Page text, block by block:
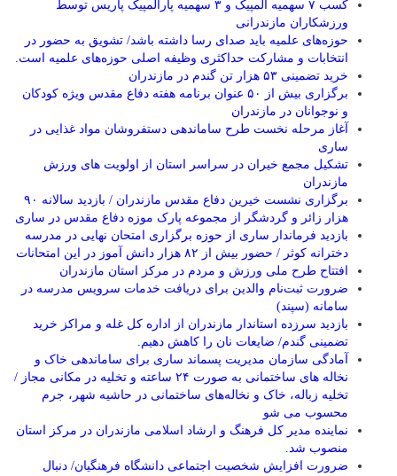
کسب ۷ سهمیه المپیک و ۳ سهمیه پارالمپیک پاریس توسط
ورزشکاران مازندرانی
حوزه‌های علمیه باید صدای رسا داشته باشد/ تشویق به حضور در
انتخابات و مشارکت حداکثری وظیفه اصلی حوزه‌های علمیه است.
خرید تضمینی ۵۳ هزار تن گندم در مازندران
برگزاری بیش از ۵۰ عنوان برنامه هفته دفاع مقدس ویژه کودکان
و نوجوانان در مازندران
آغاز مرحله نخست طرح ساماندهی دستفروشان مواد غذایی در
ساری
تشکیل مجمع خیران در سراسر استان از اولویت های ورزش
مازندران
برگزاری نشست خیرین دفاع مقدس مازندران / بازدید سالانه ۹۰
هزار زائر و گردشگر از مجموعه پارک موزه دفاع مقدس در ساری
بازدید فرماندار ساری از حوزه برگزاری امتحان نهایی در مدرسه
دخترانه کوثر / حضور بیش از ۸۲ هزار دانش آموز در این امتحانات
افتتاح طرح ملی ورزش و مردم در مرکز استان مازندران
ضرورت ثبت‌نام والدین برای دریافت خدمات سرویس مدرسه در
سامانه (سپند)
بازدید سرزده استاندار مازندران از اداره کل غله و مراکز خرید
تضمینی گندم/ ضایعات نان را کاهش دهیم.
آمادگی سازمان مدیریت پسماند ساری برای ساماندهی خاک و
نخاله های ساختمانی به صورت ۲۴ ساعته و تخلیه در مکانی مجاز /
تخلیه زباله، خاک و نخاله‌های ساختمانی در حاشیه شهر، جرم
محسوب می شو
نماینده مدیر کل فرهنگ و ارشاد اسلامی مازندران در مرکز استان
منصوب شد.
ضرورت افزایش شخصیت اجتماعی دانشگاه فرهنگیان/ دنبال